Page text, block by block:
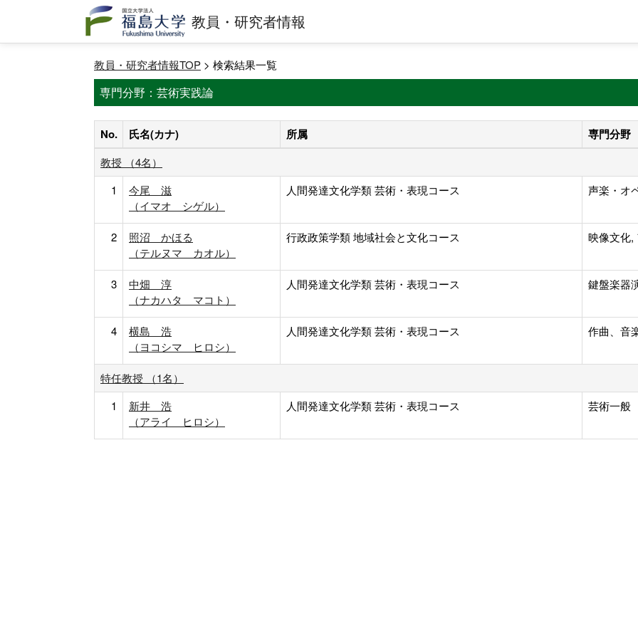
教員・研究者情報
教員・研究者情報TOP > 検索結果一覧
専門分野：芸術実践論
No. 氏名(カナ) 所属 専門分野
教授 （4名）
1
今尾 滋
（イマオ シゲル）
人間発達文化学類 芸術・表現コース 声楽・オ
2
照沼 かほる
（テルヌマ カオル）
行政政策学類 地域社会と文化コース 映像文化,
3
中畑 淳
（ナカハタ マコト）
人間発達文化学類 芸術・表現コース 鍵盤楽器
4
横島 浩
（ヨコシマ ヒロシ）
人間発達文化学類 芸術・表現コース 作曲、音
特任教授 （1名）
1
新井 浩
（アライ ヒロシ）
人間発達文化学類 芸術・表現コース 芸術一般